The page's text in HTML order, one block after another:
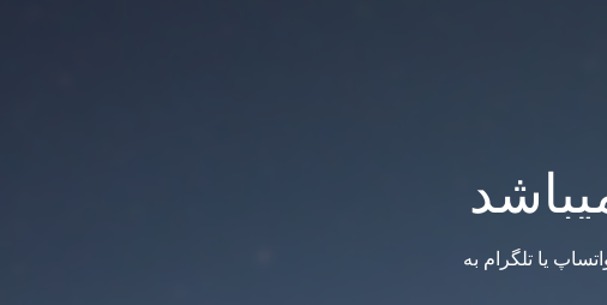
یا تلگرام به